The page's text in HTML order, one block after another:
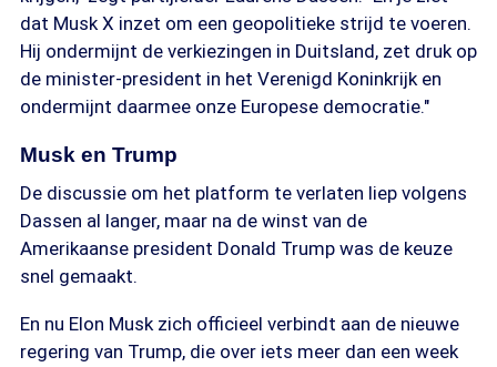
dat Musk X inzet om een geopolitieke strijd te voeren.
Hij ondermijnt de verkiezingen in Duitsland, zet druk op
de minister-president in het Verenigd Koninkrijk en
ondermijnt daarmee onze Europese democratie."
Musk en Trump
De discussie om het platform te verlaten liep volgens
Dassen al langer, maar na de winst van de
Amerikaanse president Donald Trump was de keuze
snel gemaakt.
En nu Elon Musk zich officieel verbindt aan de nieuwe
regering van Trump, die over iets meer dan een week